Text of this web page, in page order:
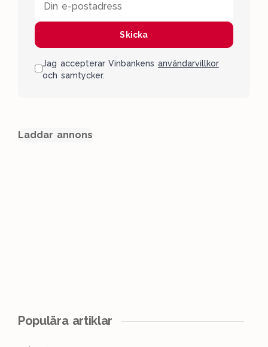
Din e-postadress
Skicka
Jag accepterar Vinbankens användarvillkor
och samtycker.
Laddar annons
Populära artiklar